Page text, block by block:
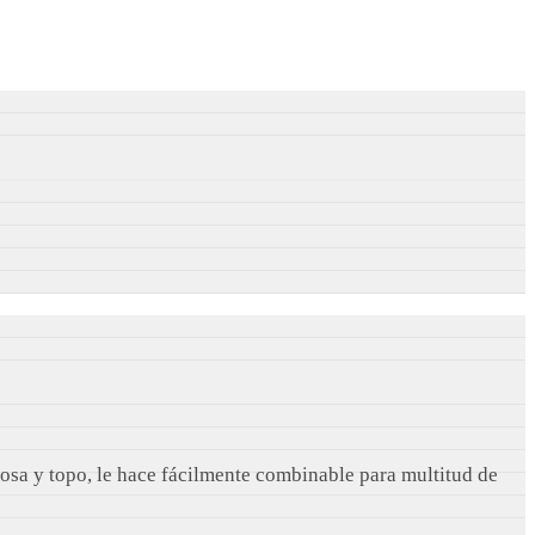
y topo, le hace fácilmente combinable para multitud de